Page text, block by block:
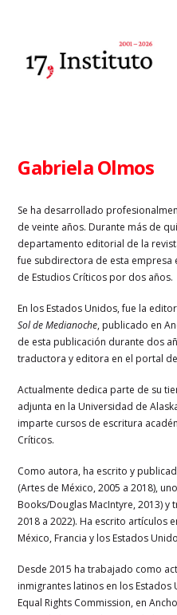
Gabriela Olmos
Se ha desarrollado
de veinte años. Durante más de
departamento editorial de la
fue subdirectora de esta empresa
de Estudios Críticos por dos años.
En los Estados Unidos, fue la
Sol de Medianoche, publicado en
de esta publicación durante dos
traductora y editora en el portal
Actualmente dedica parte de su
adjunta en la Universidad de
imparte cursos de escritura
Críticos.
Como autora, ha escrito y
(Artes de México, 2005 a 2018),
Books/Douglas MacIntyre, 2013) y
2018 a 2022). Ha escrito artículos
México, Francia y los Estados
Desde 2015 ha trabajado como
inmigrantes latinos en los Estados
Equal Rights Commission, en